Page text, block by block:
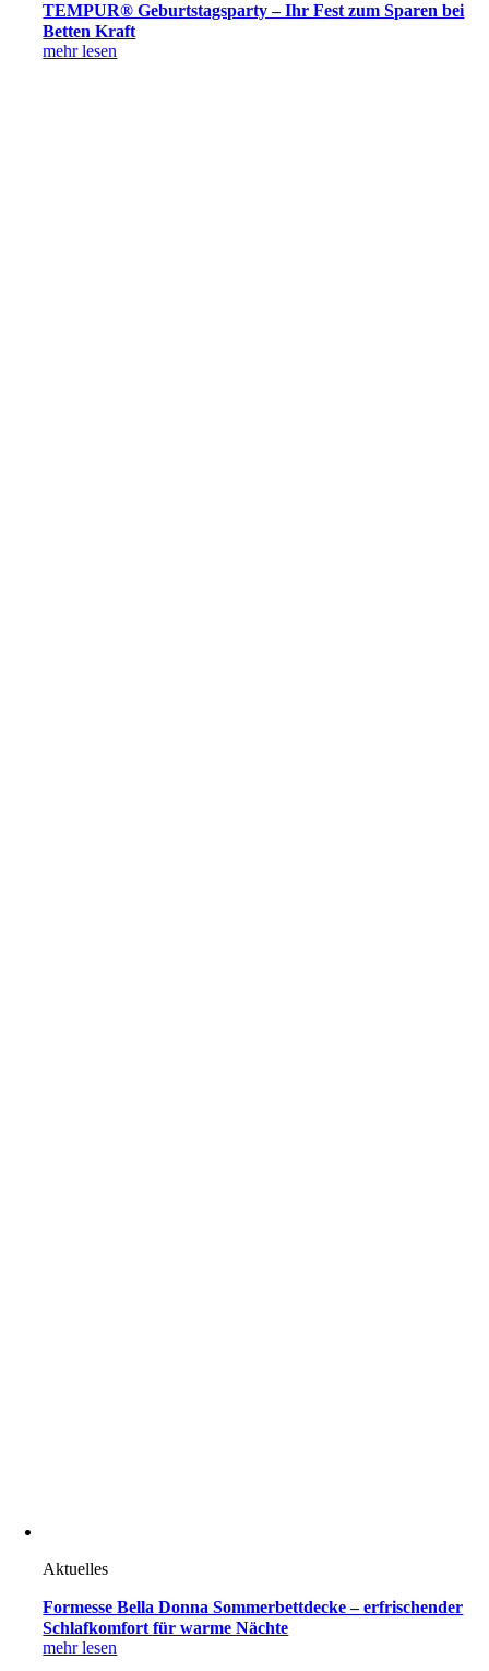
TEMPUR® Geburtstagsparty – Ihr Fest zum Sparen bei
Betten Kraft
mehr lesen
Aktuelles
Formesse Bella Donna Sommerbettdecke – erfrischender
Schlafkomfort für warme Nächte
mehr lesen